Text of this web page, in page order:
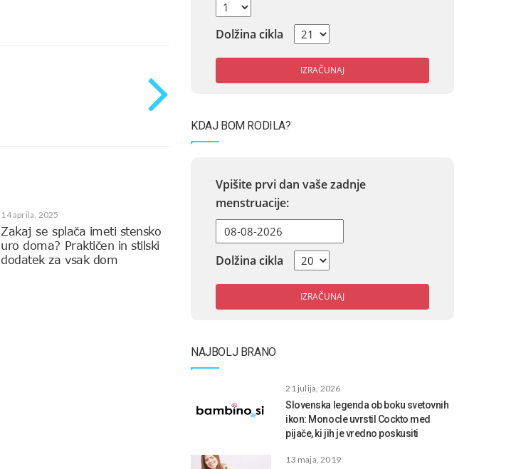
14 aprila, 2025
Zakaj se splača imeti stensko
uro doma? Praktičen in stilski
dodatek za vsak dom
Dolžina cikla
IZRAČUNAJ
KDAJ BOM RODILA?
Vpišite prvi dan vaše zadnje
menstruacije:
Dolžina cikla
IZRAČUNAJ
NAJBOLJ BRANO
21 julija, 2026
Slovenska legenda ob boku svetovnih
ikon: Monocle uvrstil Cockto med
pijače, ki jih je vredno poskusiti
13 maja, 2019